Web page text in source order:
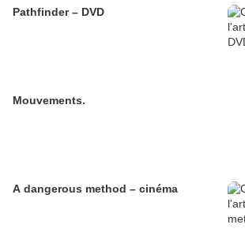
Pathfinder – DVD
Mouvements.
A dangerous method – cinéma